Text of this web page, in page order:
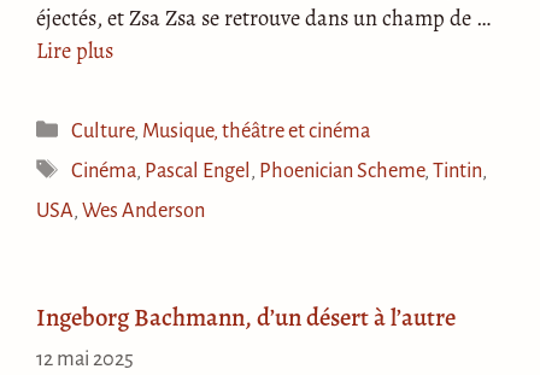
éjectés, et Zsa Zsa se retrouve dans un champ de …
Lire plus
Catégories
Culture, Musique, théâtre et cinéma
Étiquettes
Cinéma, Pascal Engel , Phoenician Scheme,Tintin,
USA, Wes Anderson
Ingeborg Bachmann, d’un désert à l’autre
12 mai 2025